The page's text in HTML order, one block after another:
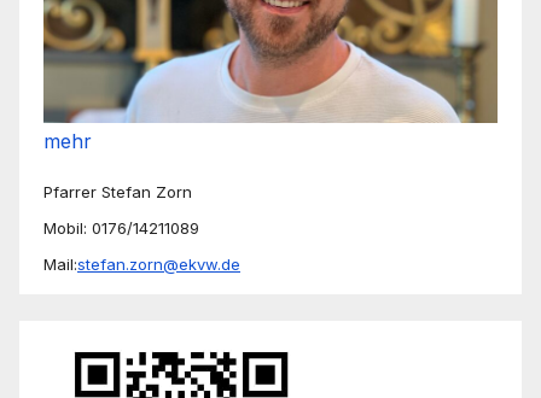
mehr
Pfarrer Stefan Zorn
Mobil: 0176/14211089
Mail:stefan.zorn@ekvw.de